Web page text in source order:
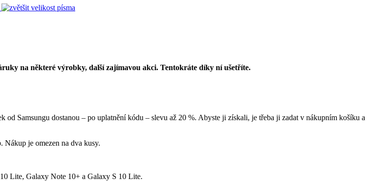
na některé výrobky, další zajímavou akci. Tentokráte díky ní ušetříte.
Samsungu dostanou – po uplatnění kódu – slevu až 20 %. Abyste ji získali, je třeba ji zadat v nákupním košíku a
Nákup je omezen na dva kusy.
Lite, Galaxy Note 10+ a Galaxy S 10 Lite.